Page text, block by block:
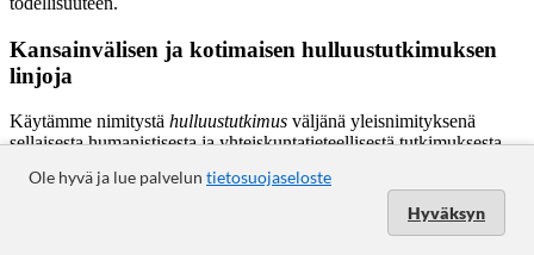
Ole hyvä ja lue palvelun tietosuojaseloste
Hyväksyn